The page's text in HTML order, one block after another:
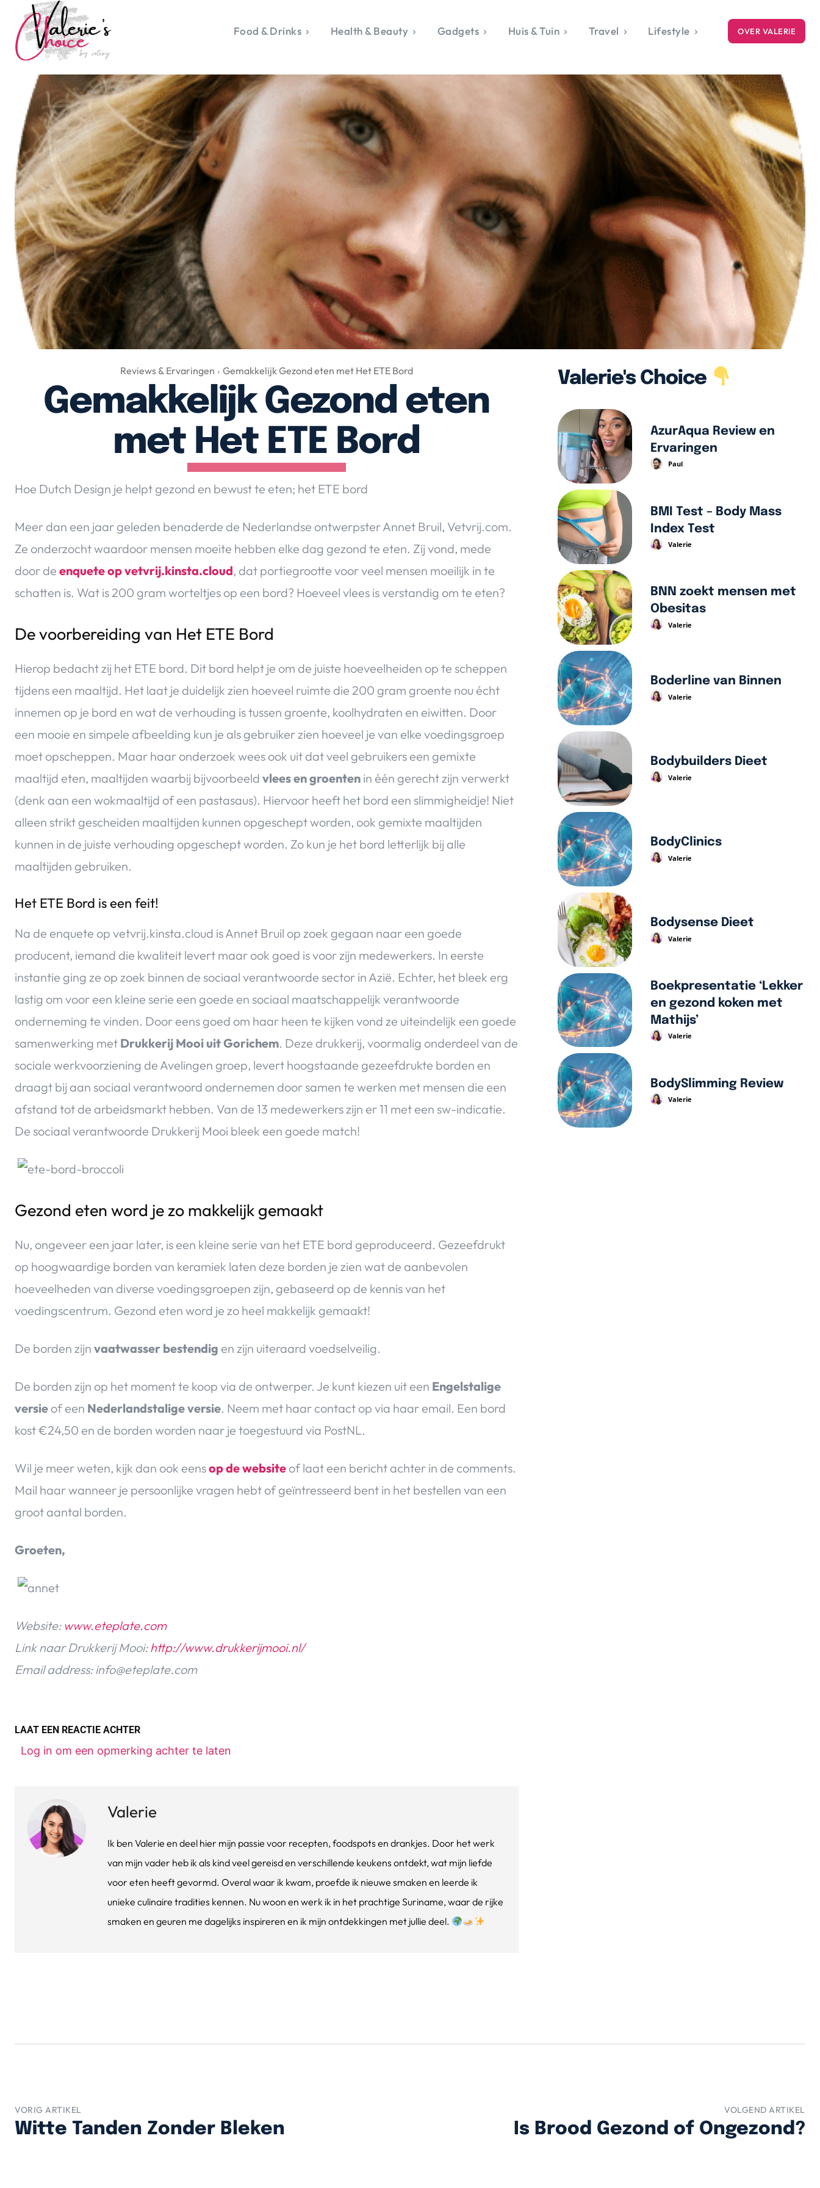
Travel & Culture
Food & Drinks
Happyness & Opmerkelijk
Top 5 van Valerie
Health & Beauty
Huis & Tuin
Nieuws & Media
Over Valerie
De Top 5
Contact
Food & Drinks Health & Beauty Gadgets Huis & Tuin Travel Lifestyle OVER VALERIE
Reviews & Ervaringen Gemakkelijk Gezond eten met Het ETE Bord
Gemakkelijk Gezond eten
met Het ETE Bord
Hoe Dutch Design je helpt gezond en bewust te eten; het ETE bord
Meer dan een jaar geleden benaderde de Nederlandse ontwerpster Annet Bruil, Vetvrij.com.
Ze onderzocht waardoor mensen moeite hebben elke dag gezond te eten. Zij vond, mede
door de enquete op vetvrij.kinsta.cloud, dat portiegrootte voor veel mensen moeilijk in te
schatten is. Wat is 200 gram worteltjes op een bord? Hoeveel vlees is verstandig om te eten?
De voorbereiding van Het ETE Bord
Hierop bedacht zij het ETE bord. Dit bord helpt je om de juiste hoeveelheiden op te scheppen
tijdens een maaltijd. Het laat je duidelijk zien hoeveel ruimte die 200 gram groente nou écht
innemen op je bord en wat de verhouding is tussen groente, koolhydraten en eiwitten. Door
een mooie en simpele afbeelding kun je als gebruiker zien hoeveel je van elke voedingsgroep
moet opscheppen. Maar haar onderzoek wees ook uit dat veel gebruikers een gemixte
maaltijd eten, maaltijden waarbij bijvoorbeeld vlees en groenten in één gerecht zijn verwerkt
(denk aan een wokmaaltijd of een pastasaus). Hiervoor heeft het bord een slimmigheidje! Niet
alleen strikt gescheiden maaltijden kunnen opgeschept worden, ook gemixte maaltijden
kunnen in de juiste verhouding opgeschept worden. Zo kun je het bord letterlijk bij alle
maaltijden gebruiken.
Het ETE Bord is een feit!
Na de enquete op vetvrij.kinsta.cloud is Annet Bruil op zoek gegaan naar een goede
producent, iemand die kwaliteit levert maar ook goed is voor zijn medewerkers. In eerste
instantie ging ze op zoek binnen de sociaal verantwoorde sector in Azië. Echter, het bleek erg
lastig om voor een kleine serie een goede en sociaal maatschappelijk verantwoorde
onderneming te vinden. Door eens goed om haar heen te kijken vond ze uiteindelijk een goede
samenwerking met Drukkerij Mooi uit Gorichem. Deze drukkerij, voormalig onderdeel van de
sociale werkvoorziening de Avelingen groep, levert hoogstaande gezeefdrukte borden en
draagt bij aan sociaal verantwoord ondernemen door samen te werken met mensen die een
afstand tot de arbeidsmarkt hebben. Van de 13 medewerkers zijn er 11 met een sw-indicatie.
De sociaal verantwoorde Drukkerij Mooi bleek een goede match!
Gezond eten word je zo makkelijk gemaakt
Nu, ongeveer een jaar later, is een kleine serie van het ETE bord geproduceerd. Gezeefdrukt
op hoogwaardige borden van keramiek laten deze borden je zien wat de aanbevolen
hoeveelheden van diverse voedingsgroepen zijn, gebaseerd op de kennis van het
voedingscentrum. Gezond eten word je zo heel makkelijk gemaakt!
De borden zijn vaatwasser bestendig en zijn uiteraard voedselveilig.
De borden zijn op het moment te koop via de ontwerper. Je kunt kiezen uit een Engelstalige
versie of een Nederlandstalige versie. Neem met haar contact op via haar email. Een bord
kost €24,50 en de borden worden naar je toegestuurd via PostNL.
Wil je meer weten, kijk dan ook eensop de website of laat een bericht achter in de comments.
Mail haar wanneer je persoonlijke vragen hebt of geïntresseerd bent in het bestellen van een
groot aantal borden.
Groeten,
Website: www.eteplate.com
Link naar Drukkerij Mooi:http://www.drukkerijmooi.nl/
Email address:info@eteplate.com
LAAT EEN REACTIE ACHTER
Log in om een opmerking achter te laten
Valerie
Ik ben Valerie en deel hier mijn passie voor recepten, foodspots en drankjes. Door het werk
van mijn vader heb ik als kind veel gereisd en verschillende keukens ontdekt, wat mijn liefde
voor eten heeft gevormd. Overal waar ik kwam, proefde ik nieuwe smaken en leerde ik
unieke culinaire tradities kennen. Nu woon en werk ik in het prachtige Suriname, waar de rijke
smaken en geuren me dagelijks inspireren en ik mijn ontdekkingen met jullie deel.
Valerie's Choice
AzurAqua Review en
Ervaringen
Paul
BMI Test – Body Mass
Index Test
Valerie
BNN zoekt mensen met
Obesitas
Valerie
Boderline van Binnen
Valerie
Bodybuilders Dieet
Valerie
BodyClinics
Valerie
Bodysense Dieet
Valerie
Boekpresentatie ‘Lekker
en gezond koken met
Mathijs’
Valerie
BodySlimming Review
Valerie
VORIG ARTIKEL
Witte Tanden Zonder Bleken
VOLGEND ARTIKEL
Is Brood Gezond of Ongezond?